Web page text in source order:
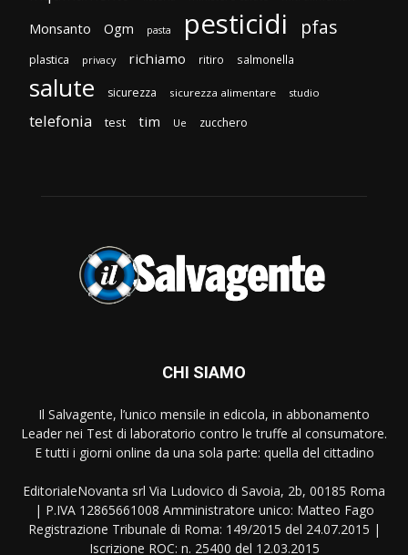
Monsanto Ogm pasta pesticidi pfas
plastica privacy richiamo ritiro salmonella
salute sicurezza sicurezza alimentare studio
telefonia test tim Ue zucchero
CHI SIAMO
Il Salvagente, l’unico mensile in edicola, in abbonamento
Leader nei Test di laboratorio contro le truffe al consumatore.
E tutti i giorni online da una sola parte: quella del cittadino
EditorialeNovanta srl Via Ludovico di Savoia, 2b, 00185 Roma
| P.IVA 12865661008 Amministratore unico: Matteo Fago
Registrazione Tribunale di Roma: 149/2015 del 24.07.2015 |
Iscrizione ROC: n. 25400 del 12.03.2015